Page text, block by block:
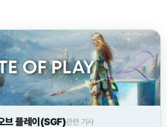
브 플레이(SGF)관련 기사